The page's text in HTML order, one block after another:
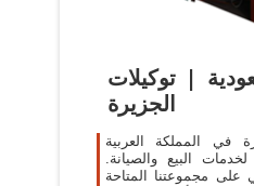
| توكيلات
الجزيرة
في المملكة العربية
البيع والصيانة.
على مجموعتنا المتاحة